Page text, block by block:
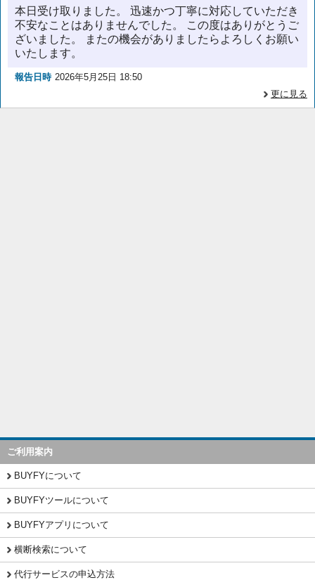
本日受け取りました。 迅速かつ丁寧に対応していただき
不安なことはありませんでした。 この度はありがとうご
ざいました。 またの機会がありましたらよろしくお願い
いたします。
報告日時 2026年5月25日 18:50
更に見る
ご利用案内
BUYFYについて
BUYFYツールについて
BUYFYアプリについて
横断検索について
代行サービスの申込方法